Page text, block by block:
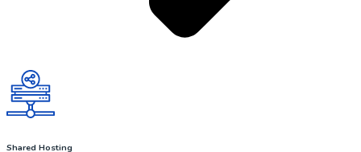
Shared Hosting